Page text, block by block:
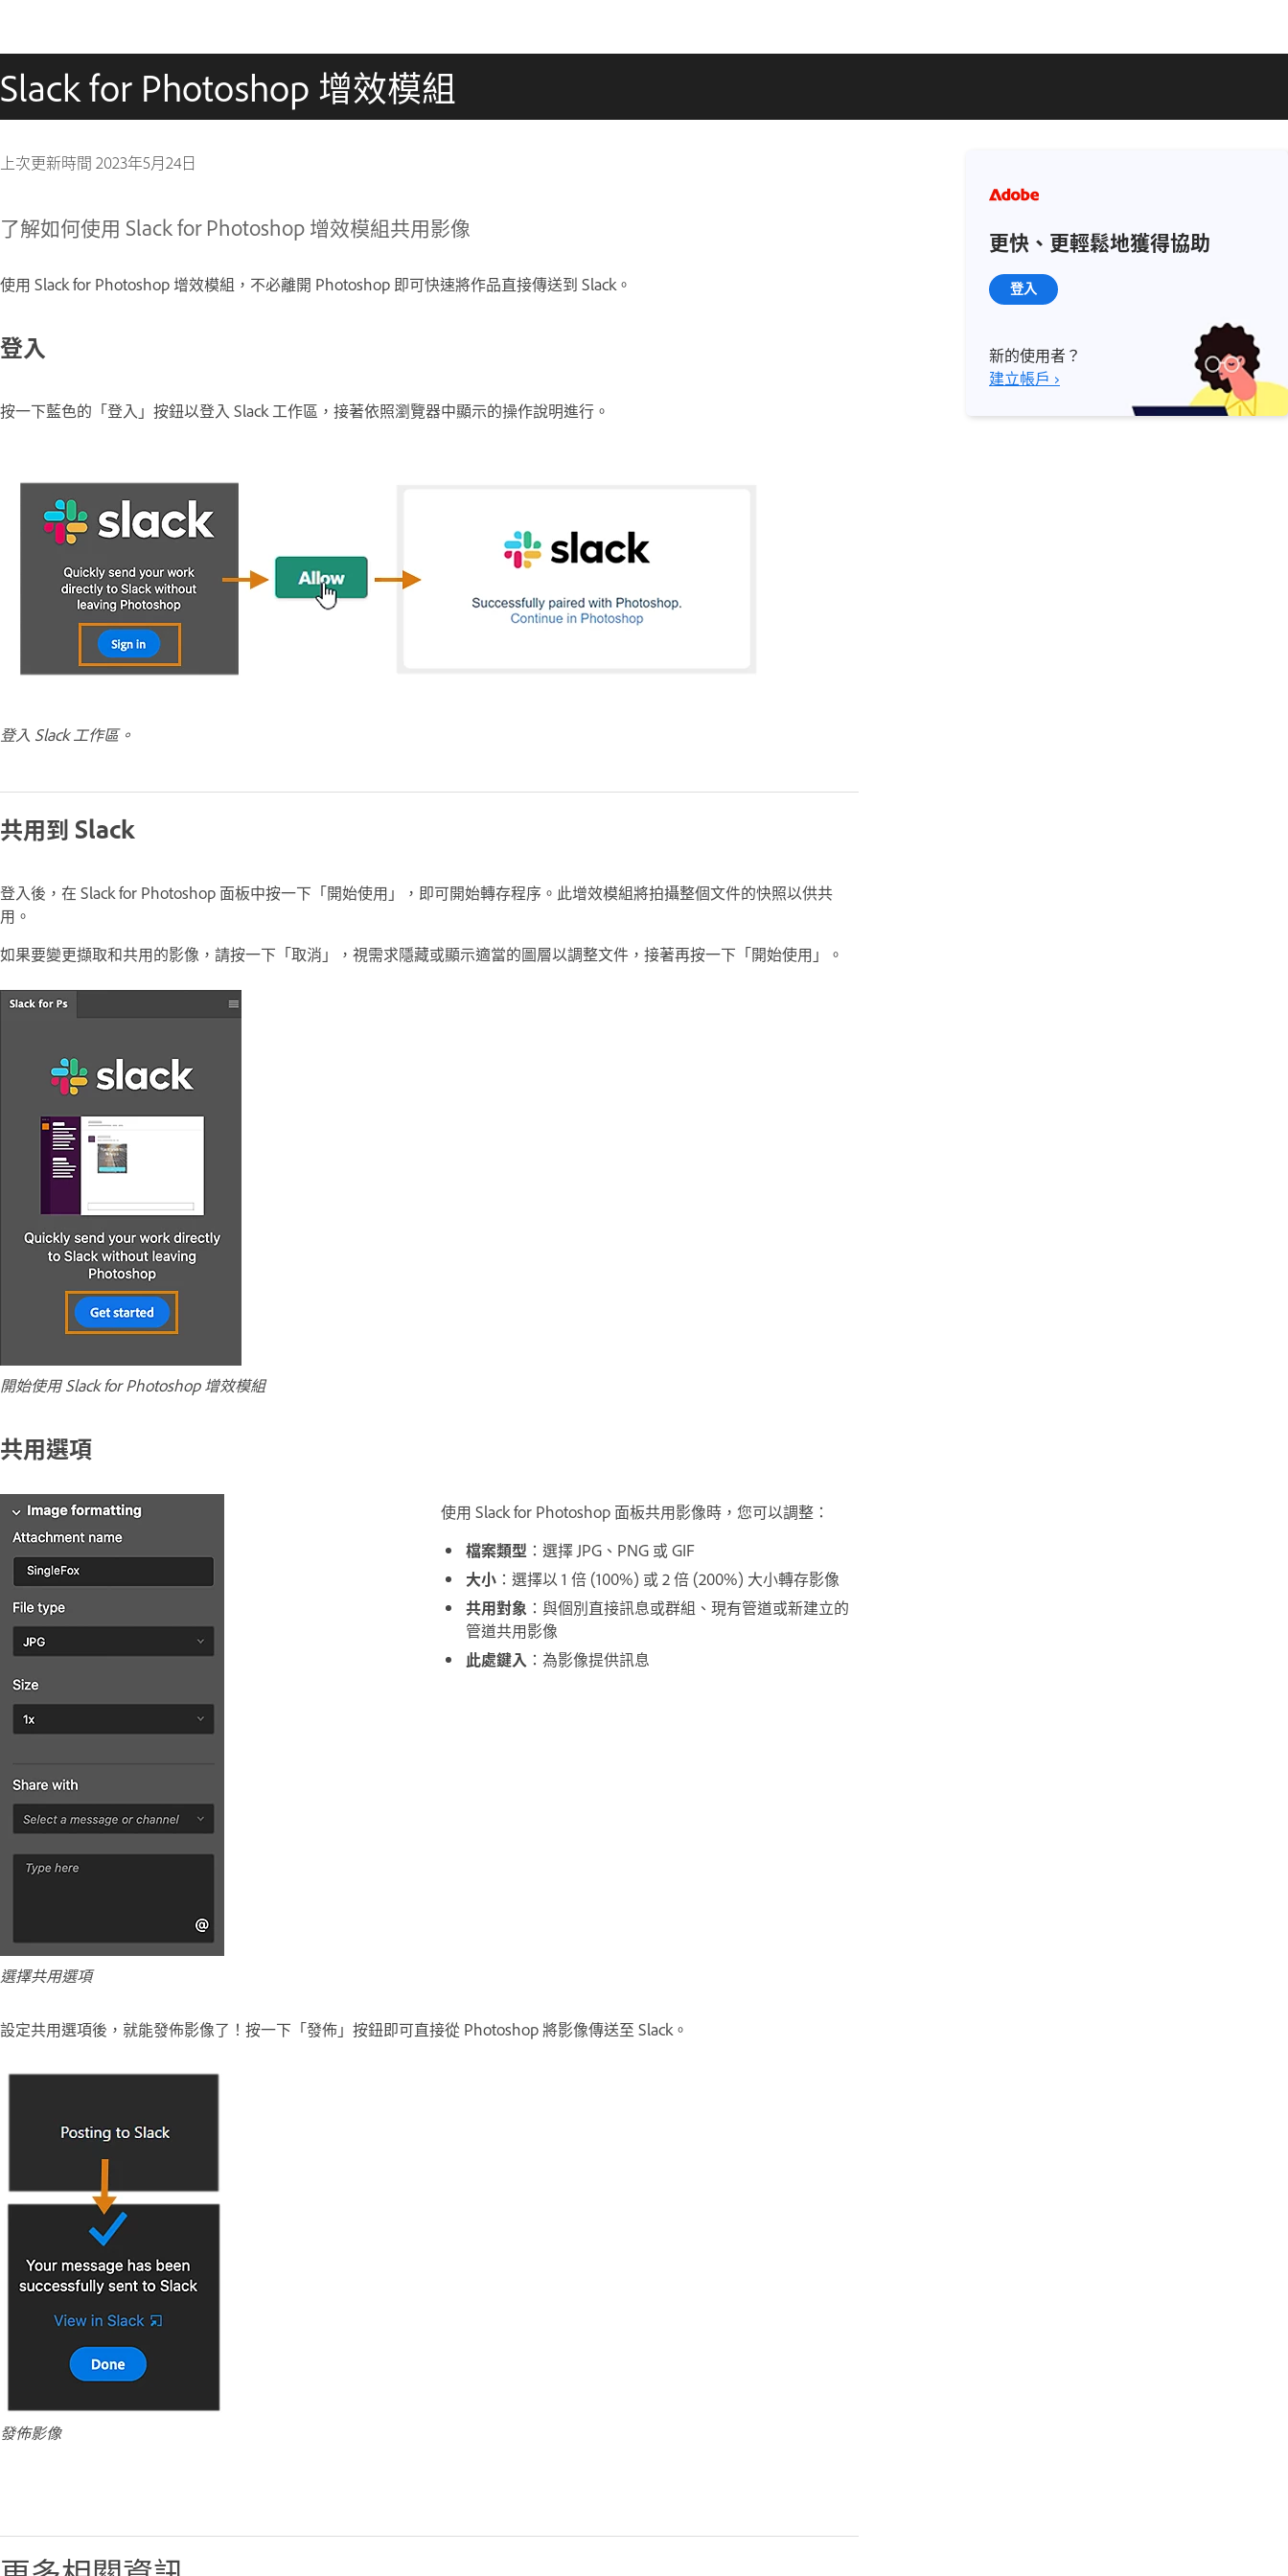
Slack for Photoshop 增效模組
上次更新時間 2023年5月24日
了解如何使用 Slack for Photoshop 增效模組共用影像
使用 Slack for Photoshop 增效模組，不必離開 Photoshop 即可快速將作品直接傳送到 Slack。
登入
按一下藍色的「登入」按鈕以登入 Slack 工作區，接著依照瀏覽器中顯示的操作說明進行。
登入 Slack 工作區。
共用到 Slack
登入後，在 Slack for Photoshop 面板中按一下「開始使用」，即可開始轉存程序。此增效模組將拍攝整個文件的快照以供共
用。
如果要變更擷取和共用的影像，請按一下「取消」，視需求隱藏或顯示適當的圖層以調整文件，接著再按一下「開始使用」。
開始使用 Slack for Photoshop 增效模組
共用選項
使用 Slack for Photoshop 面板共用影像時，您可以調整：
檔案類型 ：選擇 JPG、PNG 或 GIF
大小 ：選擇以 1 倍 (100%) 或 2 倍 (200%) 大小轉存影像
共用對象 ：與個別直接訊息或群組、現有管道或新建立的
管道共用影像
此處鍵入 ：為影像提供訊息
選擇共用選項
設定共用選項後，就能發佈影像了！按一下「發佈」按鈕即可直接從 Photoshop 將影像傳送至 Slack。
發佈影像
更快、更輕鬆地獲得協助
登入
新的使用者？
建立帳戶 ›